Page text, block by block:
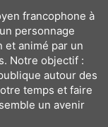
francophone à
personnage
et animé par un
Notre objectif :
autour des
temps et faire
un avenir